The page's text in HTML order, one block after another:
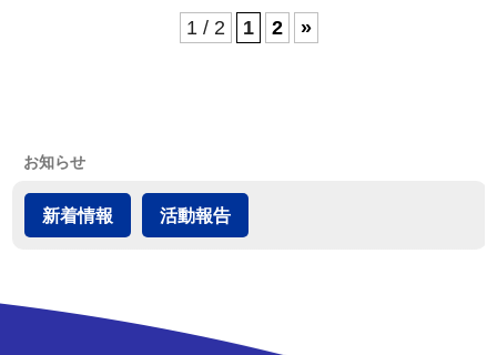
1 / 2 1 2 »
お知らせ
新着情報 活動報告